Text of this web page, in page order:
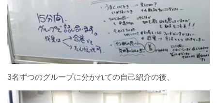
3名ずつのグループに分かれての自己紹介の後、